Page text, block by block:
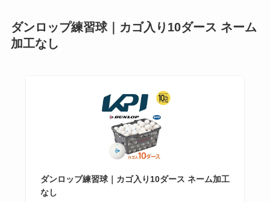
ダンロップ練習球｜カゴ入り10ダース ネーム
加工なし
ダンロップ練習球｜カゴ入り10ダース ネーム加工
なし